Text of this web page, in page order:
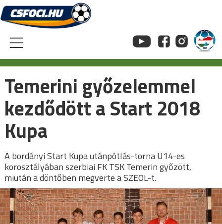
Skip
to
content
Temerini győzelemmel
kezdődött a Start 2018
Kupa
A bordányi Start Kupa utánpótlás-torna U14-es
korosztályában szerbiai FK TSK Temerin győzött,
miután a döntőben megverte a SZEOL-t.